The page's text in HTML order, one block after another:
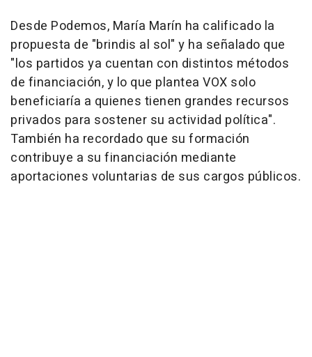
Desde Podemos, María Marín ha calificado la
propuesta de "brindis al sol" y ha señalado que
"los partidos ya cuentan con distintos métodos
de financiación, y lo que plantea VOX solo
beneficiaría a quienes tienen grandes recursos
privados para sostener su actividad política".
También ha recordado que su formación
contribuye a su financiación mediante
aportaciones voluntarias de sus cargos públicos.